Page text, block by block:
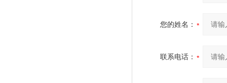
您的姓名：
联系电话：